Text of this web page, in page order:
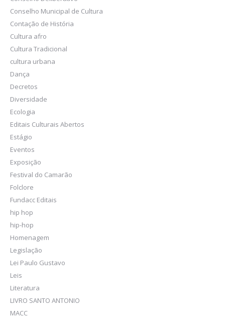
Conselho Municipal de Cultura
Contação de História
Cultura afro
Cultura Tradicional
cultura urbana
Dança
Decretos
Diversidade
Ecologia
Editais Culturais Abertos
Estágio
Eventos
Exposição
Festival do Camarão
Folclore
Fundacc Editais
hip hop
hip-hop
Homenagem
Legislação
Lei Paulo Gustavo
Leis
Literatura
LIVRO SANTO ANTONIO
MACC